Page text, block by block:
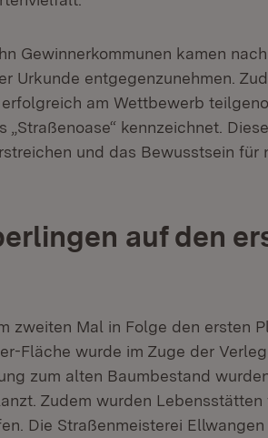
Gewinnerkommunen kamen
Urkunde entgegenzunehmen.
am Wettbewerb
kennzeichnet.
und das Bewusstsein für
auf den
zweiten Mal in Folge den ersten
Fläche wurde im Zuge der
zum alten Baumbestand
Zudem wurden Lebensstätten
Die Straßenmeisterei